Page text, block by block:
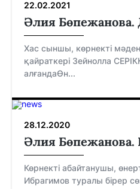
22.02.2021
Әлия Бөпежанова.
Хас сыншы, көрнекті
қайраткері Зейнолла
алғандаӨн...
28.12.2020
Әлия
Көрнекті абайтанушы,
Ибрагимов туралы бірер